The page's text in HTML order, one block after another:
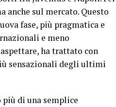
anche sul mercato. Questo
fase, più pragmatica e
e meno
ha trattato con
sensazionali degli ultimi
di una semplice